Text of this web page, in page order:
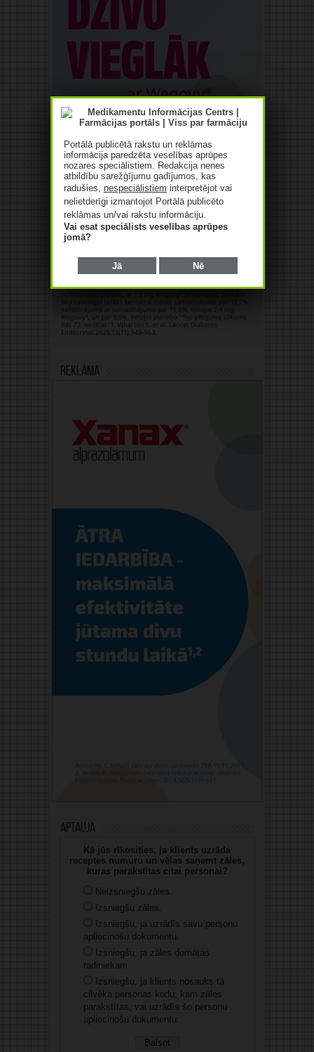
Reklāma
Aptauja
Kā jūs rīkosities, ja klients uzrāda
receptes numuru un vēlas saņemt zāles,
kuras parakstītas citai personai?
Neizsniegšu zāles.
Izsniegšu zāles.
Izsniegšu, ja uzrādīs savu personu
apliecinošu dokumentu.
Izsniegšu, ja zāles domātas
radiniekam.
Izsniegšu, ja klients nosauks tā
cilvēka personas kodu, kam zāles
parakstītas, vai uzrādīs šo personu
apliecinošu dokumentu.
Portālā publicētā rakstu un reklāmas
informācija paredzēta veselības aprūpes
nozares speciālistiem. Redakcija nenes
atbildību sarežģījumu gadījumos, kas
radušies, nespeciālistiem interpretējot vai
nelietderīgi izmantojot Portālā publicēto
reklāmas un/vai rakstu informāciju.
Vai esat speciālists veselības aprūpes
jomā?
Jā Nē